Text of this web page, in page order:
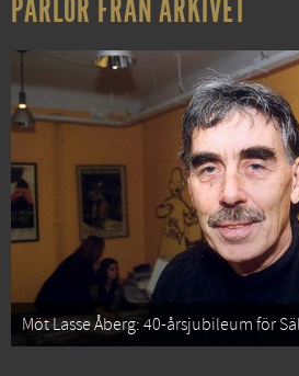
PÄRLOR FRÅN ARKIVET
Möt Lasse Åberg: 40-årsjubileum för